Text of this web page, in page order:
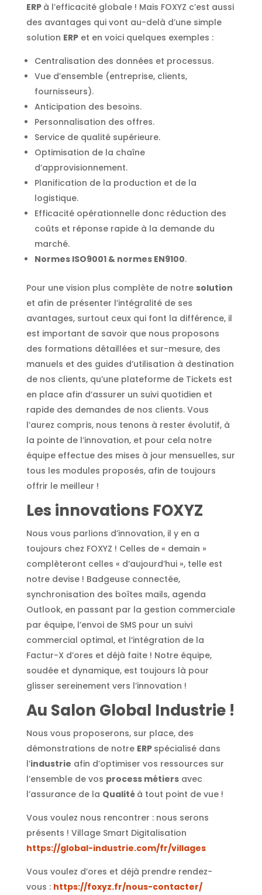
ERP à l’efficacité globale ! Mais FOXYZ c’est aussi
des avantages qui vont au-delà d’une simple
solution ERPet en voici quelques exemples :
Centralisation des données et processus.
Vue d’ensemble (entreprise, clients,
fournisseurs).
Anticipation des besoins.
Personnalisation des offres.
Service de qualité supérieure.
Optimisation de la chaîne
d’approvisionnement.
Planification de la production et de la
logistique.
Efficacité opérationnelle donc réduction des
coûts et réponse rapide à la demande du
marché.
Normes ISO9001 & normes EN9100.
Pour une vision plus complète de notre solution
et afin de présenter l’intégralité de ses
avantages, surtout ceux qui font la différence, il
est important de savoir que nous proposons
des formations détaillées et sur-mesure, des
manuels et des guides d’utilisation à destination
de nos clients, qu’une plateforme de Tickets est
en place afin d’assurer un suivi quotidien et
rapide des demandes de nos clients. Vous
l’aurez compris, nous tenons à rester évolutif, à
la pointe de l’innovation, et pour cela notre
équipe effectue des mises à jour mensuelles, sur
tous les modules proposés, afin de toujours
offrir le meilleur !
Les innovations FOXYZ
Nous vous parlions d’innovation, il y en a
toujours chez FOXYZ ! Celles de « demain »
complèteront celles « d’aujourd’hui », telle est
notre devise ! Badgeuse connectée,
synchronisation des boîtes mails, agenda
Outlook, en passant par la gestion commerciale
par équipe, l’envoi de SMS pour un suivi
commercial optimal, et l’intégration de la
Factur-X d’ores et déjà faite ! Notre équipe,
soudée et dynamique, est toujours là pour
glisser sereinement vers l’innovation !
Au Salon Global Industrie !
Nous vous proposerons, sur place, des
démonstrations de notre ERP spécialisé dans
l’industrie afin d’optimiser vos ressources sur
l’ensemble de vos process métiersavec
l’assurance de la Qualité à tout point de vue !
Vous voulez nous rencontrer : nous serons
présents ! Village Smart Digitalisation
https://global-industrie.com/fr/villages
Vous voulez d’ores et déjà prendre rendez-
vous : https://foxyz.fr/nous-contacter/